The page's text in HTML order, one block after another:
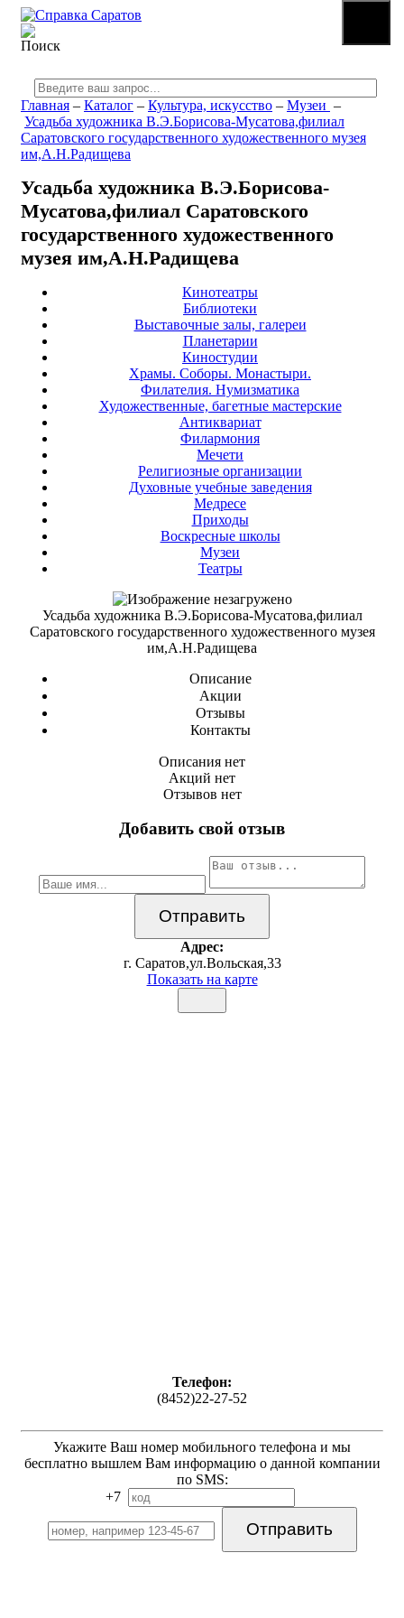
Главная – Каталог – Культура, искусство – Музеи –
Усадьба художника В.Э.Борисова-Мусатова,филиал
Саратовского государственного художественного музея
им,А.Н.Радищева
Усадьба художника В.Э.Борисова-
Мусатова,филиал Саратовского
государственного художественного
музея им,А.Н.Радищева
Кинотеатры
Библиотеки
Выставочные залы, галереи
Планетарии
Киностудии
Храмы. Соборы. Монастыри.
Филателия. Нумизматика
Художественные, багетные мастерские
Антиквариат
Филармония
Мечети
Религиозные организации
Духовные учебные заведения
Медресе
Приходы
Воскресные школы
Музеи
Театры
Усадьба художника В.Э.Борисова-Мусатова,филиал
Саратовского государственного художественного музея
им,А.Н.Радищева
Описание
Акции
Отзывы
Контакты
Описания нет
Акций нет
Отзывов нет
Добавить свой отзыв
Адрес:
г. Саратов,ул.Вольская,33
Показать на карте
Телефон:
(8452)22-27-52
Укажите Ваш номер мобильного телефона и мы
бесплатно вышлем Вам информацию о данной компании
по SMS:
+7